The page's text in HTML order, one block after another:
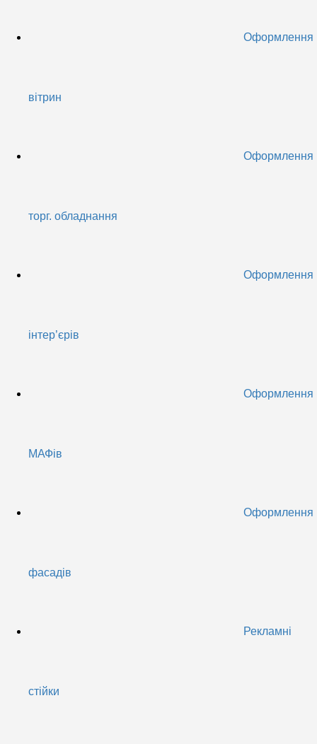
Оформлення
вітрин
Оформлення
торг. обладнання
Оформлення
інтер’єрів
Оформлення
МАФів
Оформлення
фасадів
Рекламні
стійки